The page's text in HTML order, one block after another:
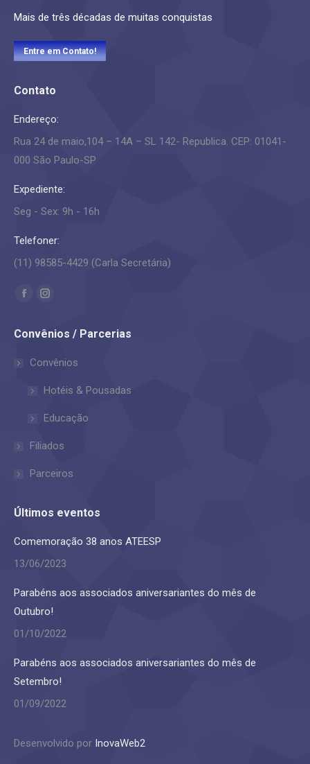
Mais de três décadas de muitas conquistas
Entre em Contato!
Contato
Endereço:
Rua 24 de maio,104 – 14A – SL 142- Republica. CEP: 01041-
000 São Paulo-SP
Expediente:
Seg - Sex: 9h - 16h
Telefoner:
(11) 98585-4429 (Carla Secretária)
Encontre-nos em:
Facebook
opens
window
Instagram
opens
window
Convênios / Parcerias
Convênios
Hotéis & Pousadas
Educação
Filiados
Parceiros
Últimos eventos
Comemoração 38 anos ATEESP
13/06/2023
Parabéns aos associados aniversariantes do mês de
Outubro!
01/10/2022
Parabéns aos associados aniversariantes do mês de
Setembro!
01/09/2022
Desenvolvido por InovaWeb2